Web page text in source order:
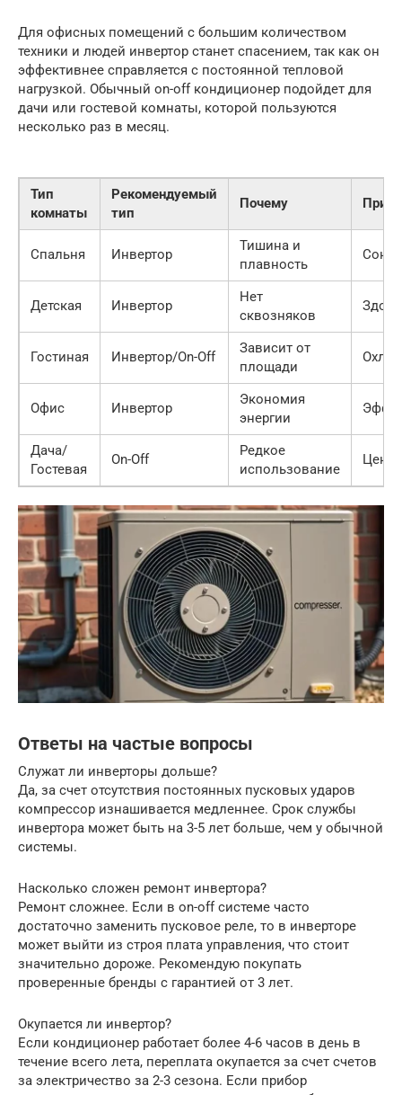
Для офисных помещений с большим количеством
техники и людей инвертор станет спасением, так как он
эффективнее справляется с постоянной тепловой
нагрузкой. Обычный on-off кондиционер подойдет для
дачи или гостевой комнаты, которой пользуются
несколько раз в месяц.
Тип
комнаты
Рекомендуемый
тип
Почему
Спальня Инвертор
Тишина и
плавность
Сон
Детская Инвертор
Нет
сквозняков
Гостиная Инвертор/On-Off
Зависит от
площади
Офис Инвертор
Экономия
энергии
Дача/
Гостевая
On-Off
Редкое
использование
Цена
Ответы на частые вопросы
Служат ли инверторы дольше?
Да, за счет отсутствия постоянных пусковых ударов
компрессор изнашивается медленнее. Срок службы
инвертора может быть на 3-5 лет больше, чем у обычной
системы.
Насколько сложен ремонт инвертора?
Ремонт сложнее. Если в on-off системе часто
достаточно заменить пусковое реле, то в инверторе
может выйти из строя плата управления, что стоит
значительно дороже. Рекомендую покупать
проверенные бренды с гарантией от 3 лет.
Окупается ли инвертор?
Если кондиционер работает более 4-6 часов в день в
течение всего лета, переплата окупается за счет счетов
за электричество за 2-3 сезона. Если прибор